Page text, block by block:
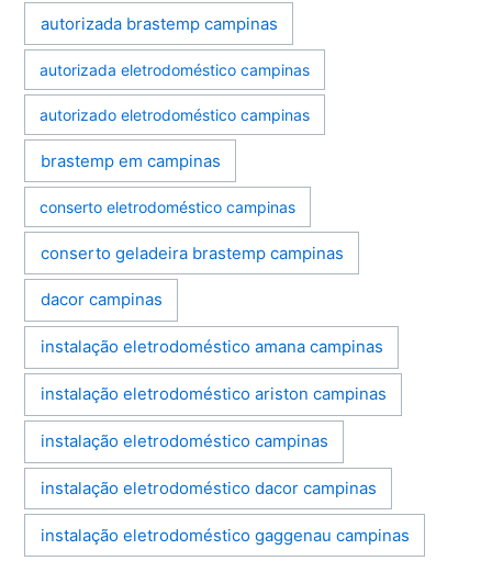
autorizada brastemp campinas
autorizada eletrodoméstico campinas
autorizado eletrodoméstico campinas
brastemp em campinas
conserto eletrodoméstico campinas
conserto geladeira brastemp campinas
dacor campinas
instalação eletrodoméstico amana campinas
instalação eletrodoméstico ariston campinas
instalação eletrodoméstico campinas
instalação eletrodoméstico dacor campinas
instalação eletrodoméstico gaggenau campinas